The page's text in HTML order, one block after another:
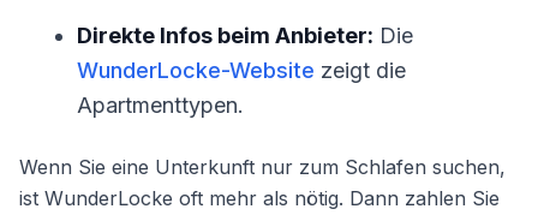
Direkte Infos beim Anbieter: Die
WunderLocke-Website zeigt die
Apartmenttypen.
Wenn Sie eine Unterkunft nur zum Schlafen suchen,
ist WunderLocke oft mehr als nötig. Dann zahlen Sie